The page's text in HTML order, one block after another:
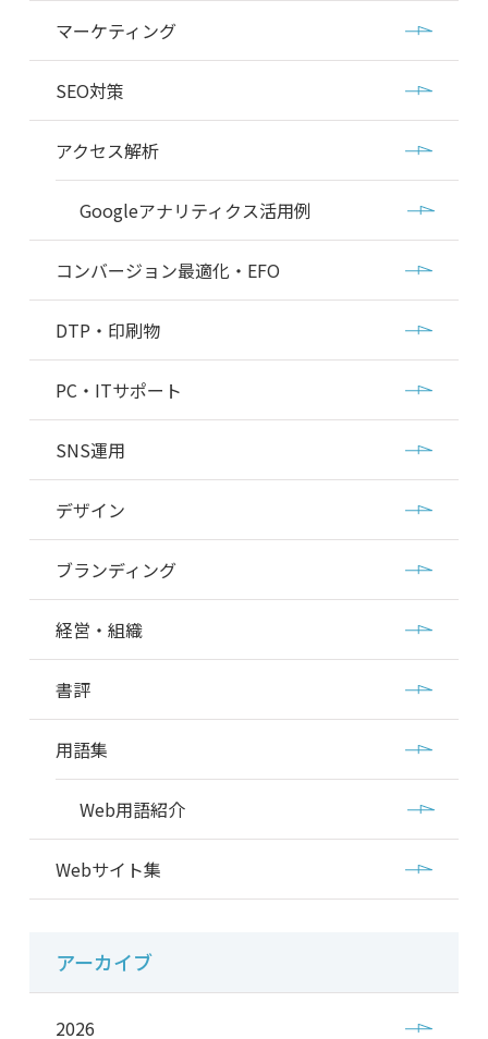
マーケティング
SEO対策
アクセス解析
Googleアナリティクス活用例
コンバージョン最適化・EFO
DTP・印刷物
PC・ITサポート
SNS運用
デザイン
ブランディング
経営・組織
書評
用語集
Web用語紹介
Webサイト集
アーカイブ
2026